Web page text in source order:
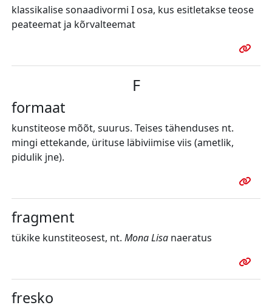
klassikalise sonaadivormi I osa, kus esitletakse teose
peateemat ja kõrvalteemat
F
formaat
kunstiteose mõõt, suurus. Teises tähenduses nt.
mingi ettekande, ürituse läbiviimise viis (ametlik,
pidulik jne).
fragment
tükike kunstiteosest, nt. Mona Lisanaeratus
fresko